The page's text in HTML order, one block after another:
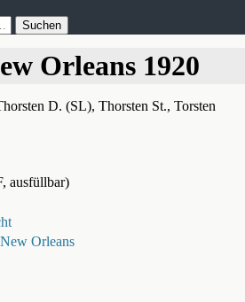
Orleans 1920
D. (SL), Thorsten St., Torsten
ausfüllbar)
Orleans